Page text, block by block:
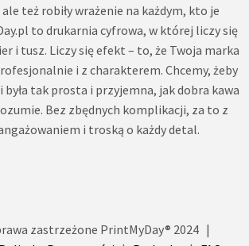
też robiły wrażenie na każdym, kto je
to drukarnia cyfrowa, w której liczy się
i tusz. Liczy się efekt – to, że Twoja marka
i z charakterem. Chcemy, żeby
była tak prosta i przyjemna, jak dobra kawa
Bez zbędnych komplikacji, za to z
i troską o każdy detal.
zastrzeżone PrintMyDay® 2024 |